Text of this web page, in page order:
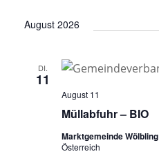
August 2026
DI.
11
Müllabfuhr – BIO
August 11
Marktgemeinde Wölbling
Österreich